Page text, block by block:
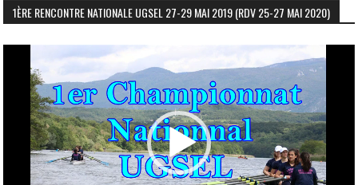
1ÈRE RENCONTRE NATIONALE UGSEL 27-29 MAI 2019 (RDV 25-27 MAI 2020)
vidéo